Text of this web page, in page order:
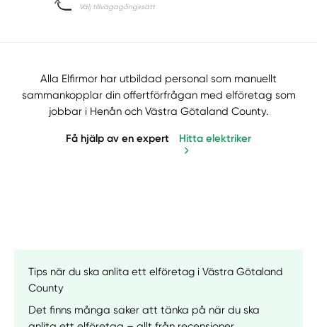
Alla Elfirmor har utbildad personal som manuellt
sammankopplar din offertförfrågan med elföretag som
jobbar i Henån och Västra Götaland County.
Få hjälp av en expert Hitta elektriker
Tips när du ska anlita ett elföretag i Västra Götaland
County
Det finns många saker att tänka på när du ska